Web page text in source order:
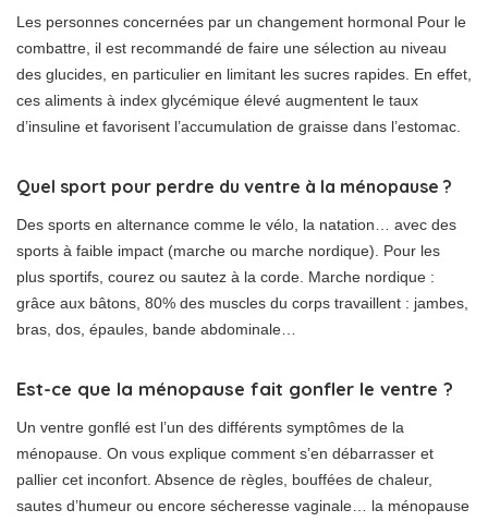
Les personnes concernées par un changement hormonal Pour le
combattre, il est recommandé de faire une sélection au niveau
des glucides, en particulier en limitant les sucres rapides. En effet,
ces aliments à index glycémique élevé augmentent le taux
d’insuline et favorisent l’accumulation de graisse dans l’estomac.
Quel sport pour perdre du ventre à la ménopause ?
Des sports en alternance comme le vélo, la natation… avec des
sports à faible impact (marche ou marche nordique). Pour les
plus sportifs, courez ou sautez à la corde. Marche nordique :
grâce aux bâtons, 80% des muscles du corps travaillent : jambes,
bras, dos, épaules, bande abdominale…
Est-ce que la ménopause fait gonfler le ventre ?
Un ventre gonflé est l’un des différents symptômes de la
ménopause. On vous explique comment s’en débarrasser et
pallier cet inconfort. Absence de règles, bouffées de chaleur,
sautes d’humeur ou encore sécheresse vaginale… la ménopause